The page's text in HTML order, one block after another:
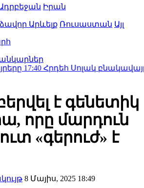
Իրան
Արևելք Ռուսաստան Այլ
17:40Հրդեհ Սոլակ
է գենետիկ
որը մարդուն
«գերուժ» է
8 Մայիս, 2025 18:49